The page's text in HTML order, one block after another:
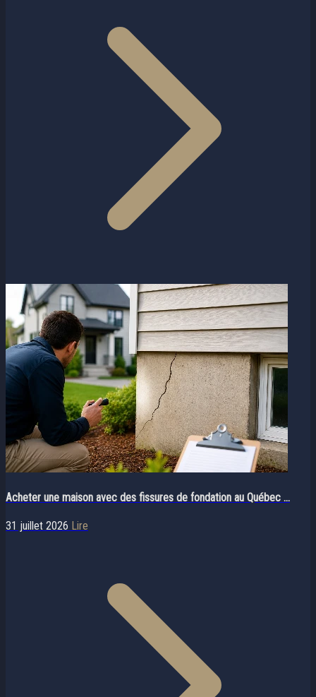
Acheter une maison avec des fissures de fondation au Québec ...
31 juillet 2026 Lire